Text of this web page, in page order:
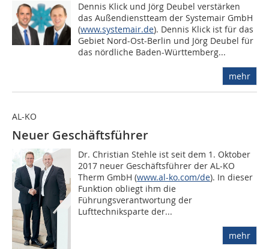
Dennis Klick und Jörg Deubel verstärken
das Außendienstteam der Systemair GmbH
(www.systemair.de). Dennis Klick ist für das
Gebiet Nord-Ost-Berlin und Jörg Deubel für
das nördliche Baden-Württemberg...
mehr
AL-KO
Neuer Geschäftsführer
Dr. Christian Stehle ist seit dem 1. Oktober
2017 neuer Geschäftsführer der AL-KO
Therm GmbH (www.al-ko.com/de). In dieser
Funktion obliegt ihm die
Führungsverantwortung der
Lufttechniksparte der...
mehr